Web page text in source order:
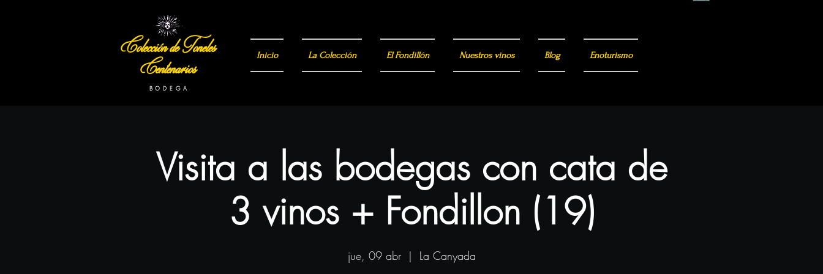
Visita a las bodegas con cata de
3 vinos + Fondillon (19)
jue, 09 abr
  |
La Canyada
Colección de Toneles
Centenarios Inicio La Colección El Fondillón Nuestros vinos Blog Enoturismo
B O D E G A